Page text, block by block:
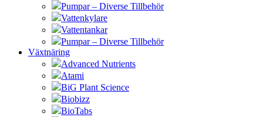
Pumpar – Diverse Tillbehör
Vattenkylare
Vattentankar
Pumpar – Diverse Tillbehör
Växtnäring
Advanced Nutrients
Atami
BiG Plant Science
Biobizz
BioTabs